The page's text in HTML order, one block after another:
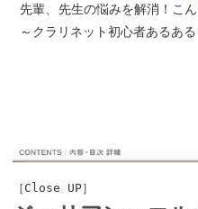
先輩、先生の悩みを解消！こ
～クラリネット初心者あるあ
［Close UP］